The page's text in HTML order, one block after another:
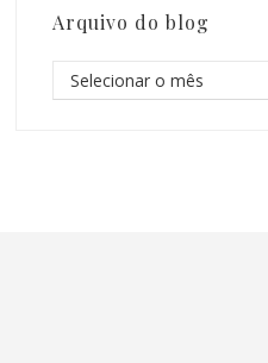
Arquivo do blog